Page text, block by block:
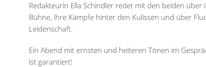
Redakteurin Ella Schindler redet mit den beiden
Bühne, ihre Kämpfe hinter den Kulissen und über
Leidenschaft.
Ein Abend mit ernsten und heiteren Tönen im
ist garantiert!